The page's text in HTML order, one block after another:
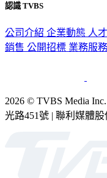
認識 TVBS
公司介紹 企業動態 人
銷售 公開招標 業務服務
2026 © TVBS Media
光路451號 | 聯利媒體股